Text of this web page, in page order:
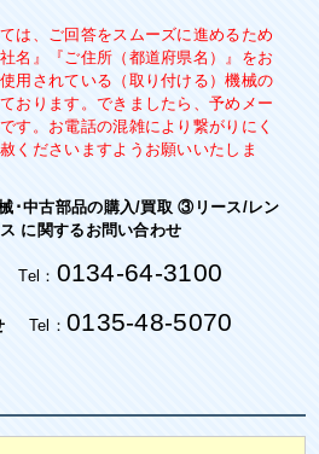
は、ご回答をスムーズに進めるため
名』『ご住所（都道府県名）』をお
用されている（取り付ける）機械の
おります。できましたら、予めメー
す。お電話の混雑により繋がりにく
くださいますようお願いいたしま
･中古部品の購入/買取 ③リース/レン
に関するお問い合わせ
Tel： 0134-64-3100
Tel： 0135-48-5070